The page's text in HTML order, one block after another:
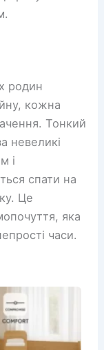
родин
кожна
Тонкий
невеликі
і
спати на
Це
яка
часи.